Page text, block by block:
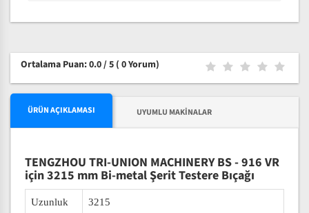
Ortalama Puan: 0.0 / 5 ( 0 Yorum)
ÜRÜN AÇIKLAMASI UYUMLU MAKINALAR
TENGZHOU TRI-UNION MACHINERY BS - 916 VR
için 3215 mm Bi-metal Şerit Testere Bıçağı
Uzunluk 3215